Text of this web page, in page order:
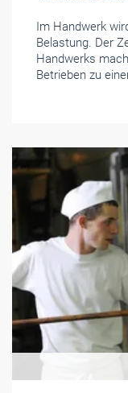
Im Handwerk
Belastung. Der
Handwerks
Betrieben zu